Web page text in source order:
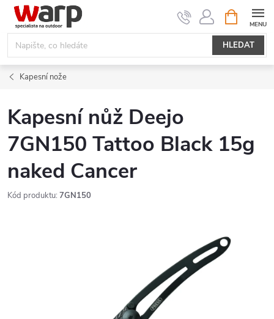
Přejít
obsah
HLEDAT
NÁKUPNÍ
KOŠÍK
Kapesní nože
Kapesní nůž Deejo
7GN150 Tattoo Black 15g
naked Cancer
Kód produktu: 7GN150